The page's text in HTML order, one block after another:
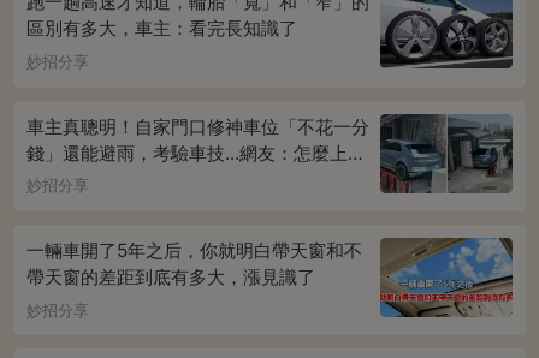
區別有多大，車主：看完長知識了
妙招分享
車主真聰明！自家門口修神車位「不花一分
錢」還能避雨，考驗車技...網友：怎麼上下
車
妙招分享
一輛車開了5年之后，你就明白帶天窗和不
帶天窗的差距到底有多大，漲見識了
妙招分享